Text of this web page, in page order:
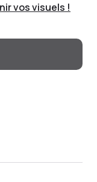
vos visuels !